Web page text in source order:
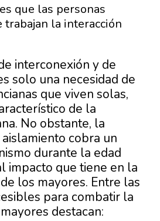
que las personas
trabajan la interacción
interconexión y de
solo una necesidad de
que viven solas,
de la
No obstante, la
cobra un
durante la edad
impacto que tiene en la
los mayores. Entre las
para combatir la
destacan: